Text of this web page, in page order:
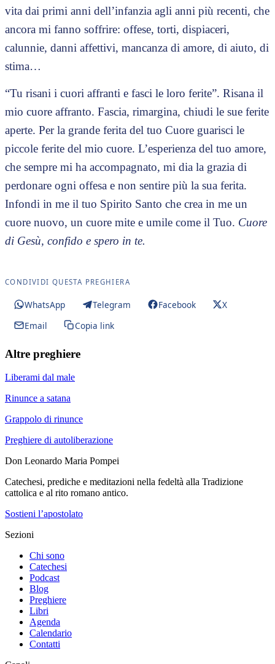
vita dai primi anni dell’infanzia agli anni più recenti, che
ancora mi fanno soffrire: offese, torti, dispiaceri,
calunnie, danni affettivi, mancanza di amore, di aiuto, di
stima…
“Tu risani i cuori affranti e fasci le loro ferite”. Risana il
mio cuore affranto. Fascia, rimargina, chiudi le sue ferite
aperte. Per la grande ferita del tuo Cuore guarisci le
piccole ferite del mio cuore. L’esperienza del tuo amore,
che sempre mi ha accompagnato, mi dia la grazia di
perdonare ogni offesa e non sentire più la sua ferita.
Infondi in me il tuo Spirito Santo che crea in me un
cuore nuovo, un cuore mite e umile come il Tuo. Cuore
di Gesù, confido e spero in te.
CONDIVIDI QUESTA PREGHIERA
WhatsApp Telegram Facebook
X
Email
Copia link
Altre preghiere
Liberami dal male
Rinunce a satana
Grappolo di rinunce
Preghiere di autoliberazione
Don Leonardo Maria Pompei
Catechesi, prediche e meditazioni nella fedeltà alla Tradizione
cattolica e al rito romano antico.
Sostieni l’apostolato
Sezioni
Chi sono
Catechesi
Podcast
Blog
Preghiere
Libri
Agenda
Calendario
Contatti